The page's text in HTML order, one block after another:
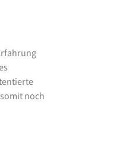
noch